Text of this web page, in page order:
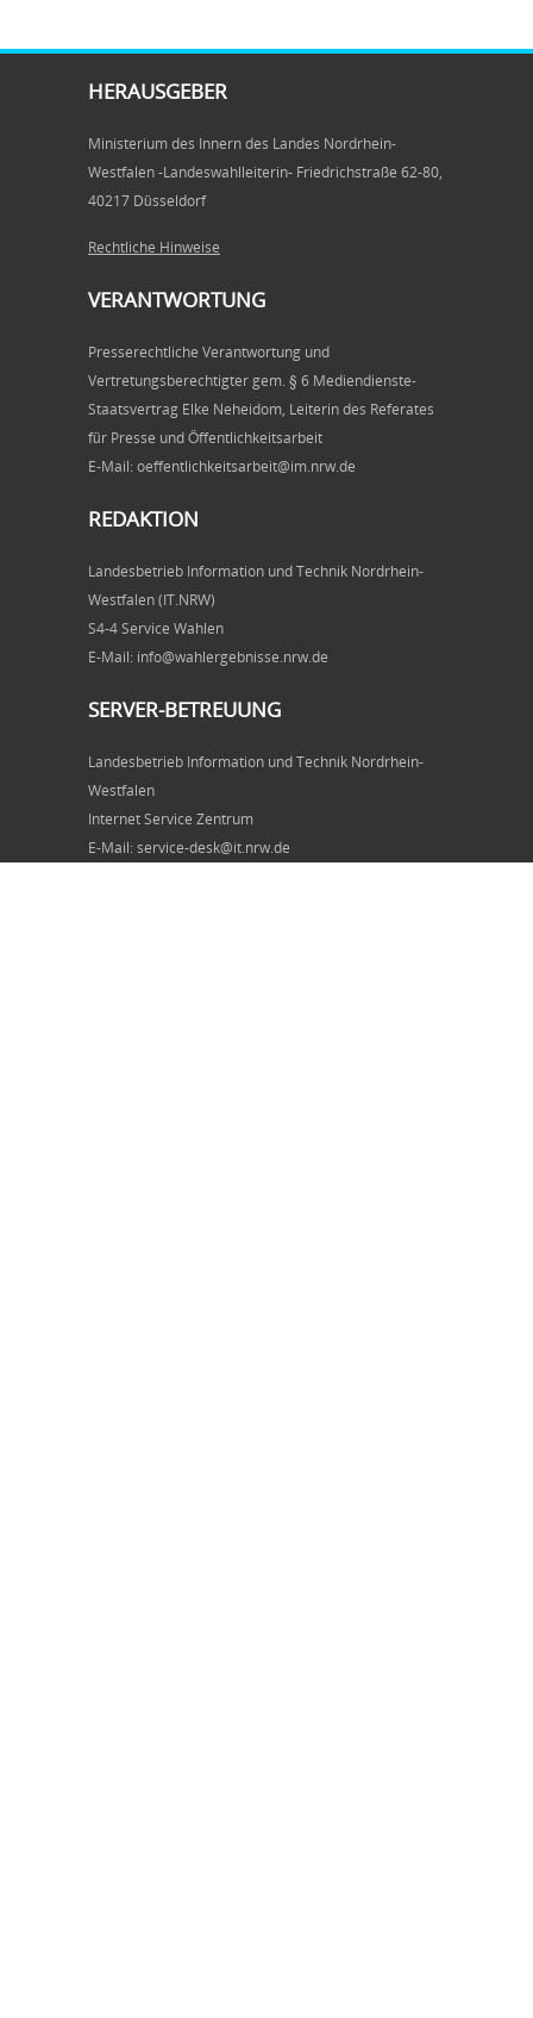
HERAUSGEBER
Ministerium des Innern des Landes Nordrhein-
Westfalen -Landeswahlleiterin- Friedrichstraße 62-80,
40217 Düsseldorf
Rechtliche Hinweise
VERANTWORTUNG
Presserechtliche Verantwortung und
Vertretungsberechtigter gem. § 6 Mediendienste-
Staatsvertrag Elke Neheidom, Leiterin des Referates
für Presse und Öffentlichkeitsarbeit
E-Mail: oeffentlichkeitsarbeit@im.nrw.de
REDAKTION
Landesbetrieb Information und Technik Nordrhein-
Westfalen (IT.NRW)
S4-4 Service Wahlen
E-Mail: info@wahlergebnisse.nrw.de
SERVER-BETREUUNG
Landesbetrieb Information und Technik Nordrhein-
Westfalen
Internet Service Zentrum
E-Mail: service-desk@it.nrw.de